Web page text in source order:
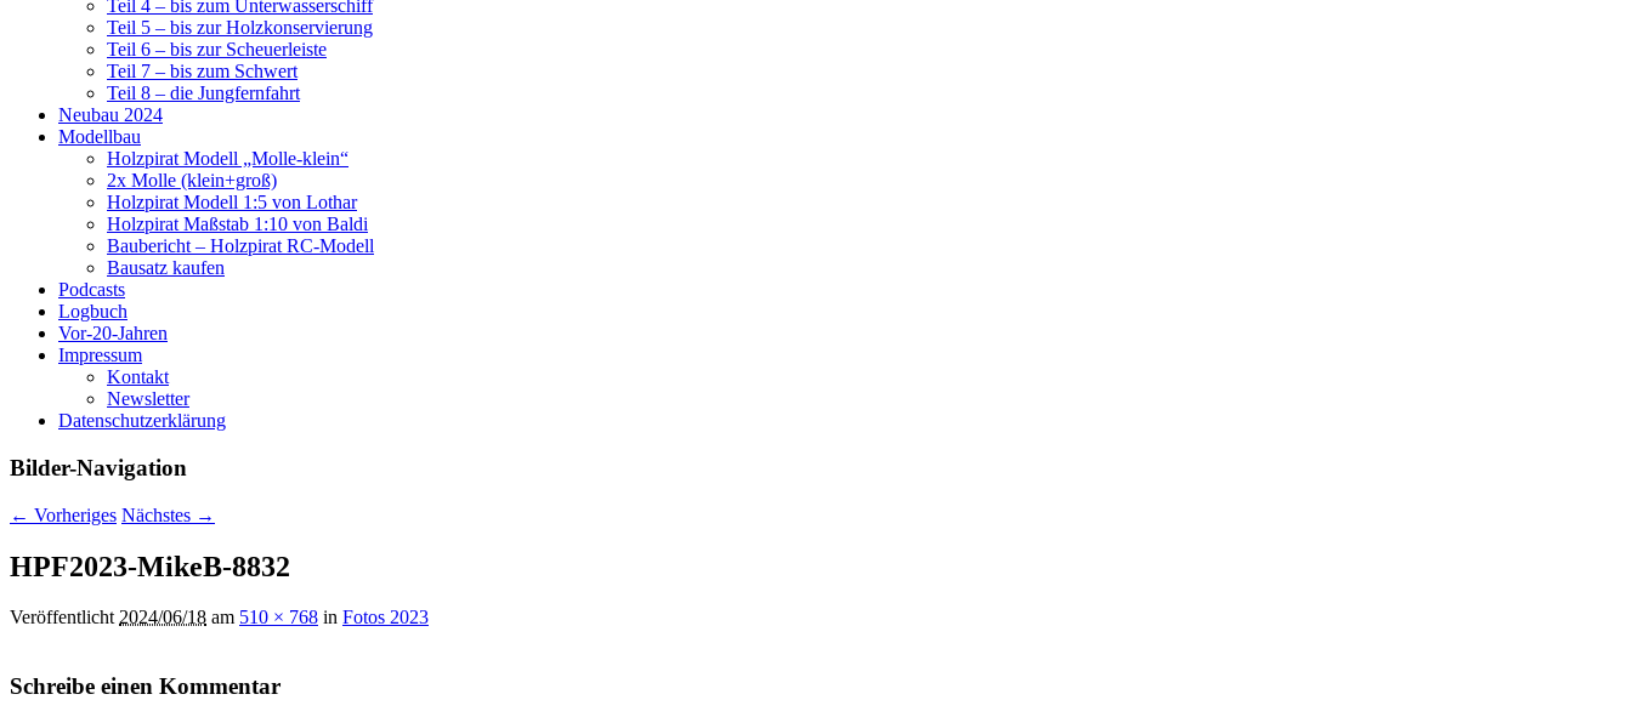
Teil 4 – bis zum Unterwasserschiff
Teil 5 – bis zur Holzkonservierung
Teil 6 – bis zur Scheuerleiste
Teil 7 – bis zum Schwert
Teil 8 – die Jungfernfahrt
Neubau 2024
Modellbau
Holzpirat Modell „Molle-klein“
2x Molle (klein+groß)
Holzpirat Modell 1:5 von Lothar
Holzpirat Maßstab 1:10 von Baldi
Baubericht – Holzpirat RC-Modell
Bausatz kaufen
Podcasts
Logbuch
Vor-20-Jahren
Impressum
Kontakt
Newsletter
Datenschutzerklärung
Bilder-Navigation
← Vorheriges Nächstes →
HPF2023-MikeB-8832
Veröffentlicht2024/06/18 am 510 × 768 in Fotos 2023
Schreibe einen Kommentar